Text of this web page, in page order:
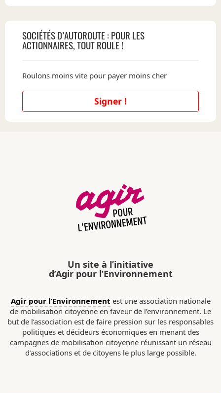
SOCIÉTÉS D’AUTOROUTE : POUR LES
ACTIONNAIRES, TOUT ROULE !
Roulons moins vite pour payer moins cher
Signer !
Un site à l’initiative
d’Agir pour l’Environnement
Agir pour l’Environnement est une association nationale
de mobilisation citoyenne en faveur de l’environnement. Le
but de l’association est de faire pression sur les responsables
politiques et décideurs économiques en menant des
campagnes de mobilisation citoyenne réunissant un réseau
d’associations et de citoyens le plus large possible.